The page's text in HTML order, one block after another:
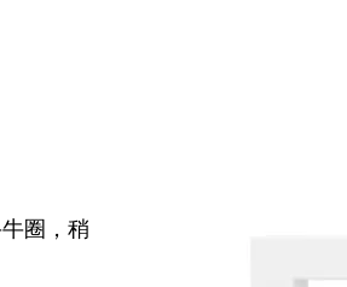
圈，稍